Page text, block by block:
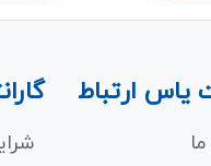
یاس ارتباط